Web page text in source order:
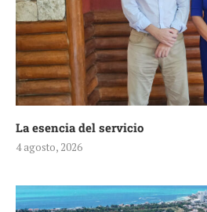
La esencia del servicio
4 agosto, 2026